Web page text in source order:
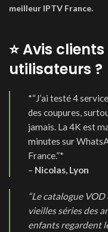
meilleur IPTV France.
⭐ Avis
utilisateurs ?
*“J’ai testé 4
des coupures,
jamais. La 4K est
minutes sur
France.”*
– Nicolas, Lyon
“Le catalogue
vieilles séries des
enfants regardent